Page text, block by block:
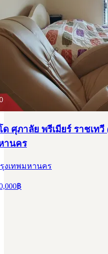
ศุภาลัย พรีเมียร์ ราชเทวี
านคร
งเทพมหานคร
฿